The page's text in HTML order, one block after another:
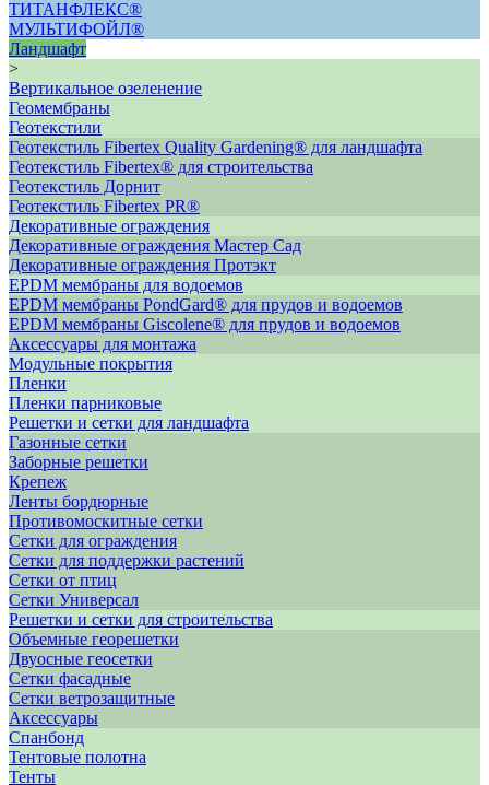
ТИТАНФЛЕКС®
МУЛЬТИФОЙЛ®
Ландшафт
>
Вертикальное озеленение
Геомембраны
Геотекстили
Геотекстиль Fibertex Quality Gardening® для ландшафта
Геотекстиль Fibertex® для строительства
Геотекстиль Дорнит
Геотекстиль Fibertex PR®
Декоративные ограждения
Декоративные ограждения Мастер Сад
Декоративные ограждения Протэкт
ЕРDM мембраны для водоемов
EPDM мембраны PondGard® для прудов и водоемов
EPDM мембраны Giscolene® для прудов и водоемов
Аксессуары для монтажа
Модульные покрытия
Пленки
Пленки парниковые
Решетки и сетки для ландшафта
Газонные сетки
Заборные решетки
Крепеж
Ленты бордюрные
Противомоскитные сетки
Сетки для ограждения
Сетки для поддержки растений
Сетки от птиц
Сетки Универсал
Решетки и сетки для строительства
Объемные георешетки
Двуосные геосетки
Сетки фасадные
Сетки ветрозащитные
Аксессуары
Спанбонд
Тентовые полотна
Тенты